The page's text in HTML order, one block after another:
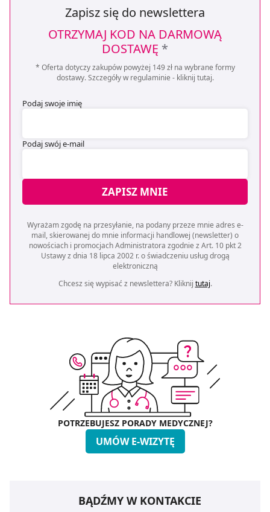
Zapisz się do newslettera
OTRZYMAJ KOD NA DARMOWĄ
DOSTAWĘ *
* Oferta dotyczy zakupów powyżej 149 zł na wybrane formy
dostawy. Szczegóły w regulaminie - kliknij tutaj.
Podaj swoje imię
Podaj swój e-mail
ZAPISZ MNIE
Wyrażam zgodę na przesyłanie, na podany przeze mnie adres e-
mail, skierowanej do mnie informacji handlowej (newsletter) o
nowościach i promocjach Administratora zgodnie z Art. 10 pkt 2
Ustawy z dnia 18 lipca 2002 r. o świadczeniu usług drogą
elektroniczną
Chcesz się wypisać z newslettera? Kliknij tutaj.
POTRZEBUJESZ PORADY MEDYCZNEJ?
UMÓW E-WIZYTĘ
BĄDŹMY W KONTAKCIE